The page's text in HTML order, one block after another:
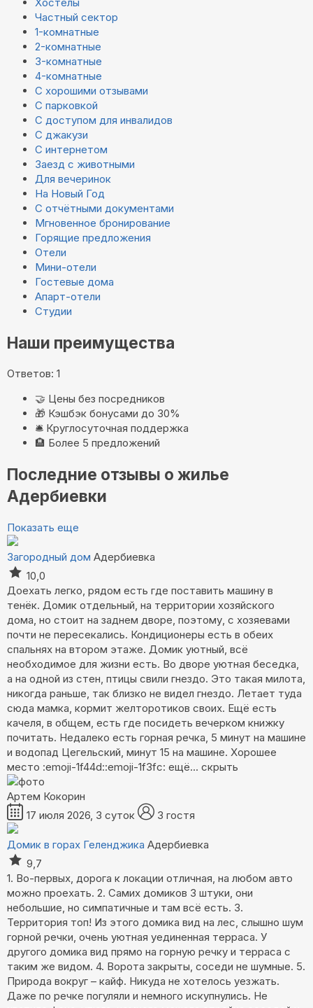
Частный сектор
1-комнатные
2-комнатные
3-комнатные
4-комнатные
С хорошими отзывами
С парковкой
С доступом для инвалидов
С джакузи
С интернетом
Заезд с животными
Для вечеринок
На Новый Год
С отчётными документами
Мгновенное бронирование
Горящие предложения
Отели
Мини-отели
Гостевые дома
Апарт-отели
Студии
Наши преимущества
Ответов: 1
🤝 Цены без посредников
🎁 Кэшбэк бонусами до 30%
🛎️ Круглосуточная поддержка
🏨 Более 5 предложений
Последние отзывы о жилье
Адербиевки
Показать еще
Загородный дом Адербиевка
10,0
Доехать легко, рядом есть где поставить машину в
тенёк. Домик отдельный, на территории хозяйского
дома, но стоит на заднем дворе, поэтому, с хозяевами
почти не пересекались. Кондиционеры есть в обеих
спальнях на втором этаже. Домик уютный, всё
необходимое для жизни есть. Во дворе уютная беседка,
а на одной из стен, птицы свили гнездо. Это такая милота,
никогда раньше, так близко не видел гнездо. Летает туда
сюда мамка, кормит желторотиков своих. Ещё есть
качеля, в общем, есть где посидеть вечерком книжку
почитать. Недалеко есть горная речка, 5 минут на машине
и водопад Цегельский, минут 15 на машине. Хорошее
место :emoji-1f44d::emoji-1f3fc: ещё... скрыть
Артем Кокорин
17 июля 2026, 3 суток
3 гостя
Домик в горах Геленджика Адербиевка
9,7
1. Во-первых, дорога к локации отличная, на любом авто
можно проехать. 2. Самих домиков 3 штуки, они
небольшие, но симпатичные и там всё есть. 3.
Территория топ! Из этого домика вид на лес, слышно шум
горной речки, очень уютная уединенная терраса. У
другого домика вид прямо на горную речку и терраса с
таким же видом. 4. Ворота закрыты, соседи не шумные. 5.
Природа вокруг – кайф. Никуда не хотелось уезжать.
Даже по речке погуляли и немного искупнулись. Не